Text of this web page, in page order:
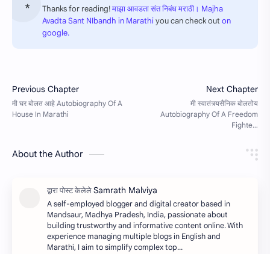
Thanks for reading!माझा आवडता संत निबंध मराठी। Majha
Avadta Sant NIbandh in Marathiyou can check outon
google.
About the Author
A self-employed blogger and digital creator based in
Mandsaur, Madhya Pradesh, India, passionate about
building trustworthy and informative content online. With
experience managing multiple blogs in English and
Marathi, I aim to simplify complex top…